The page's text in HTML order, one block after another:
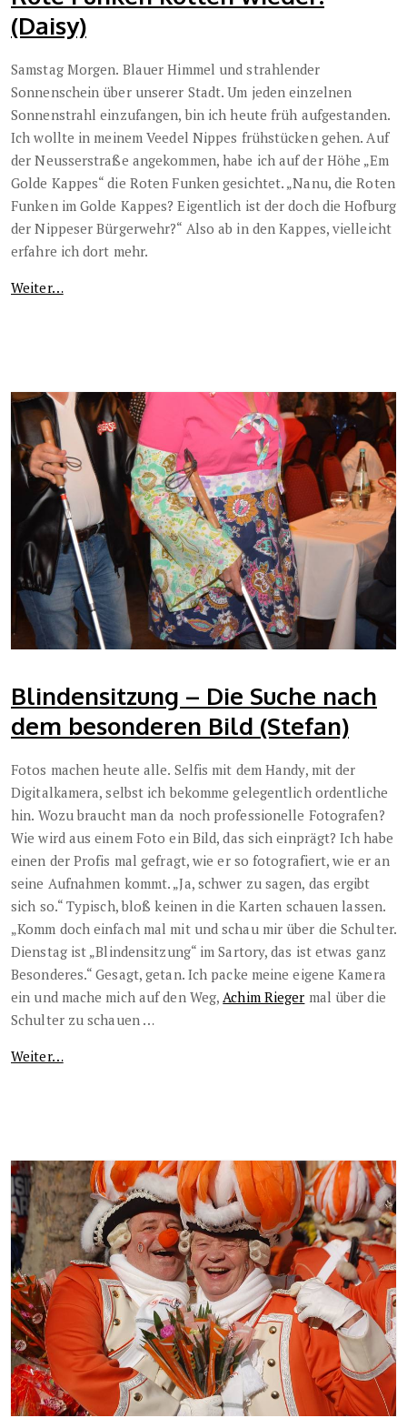
(Daisy)
Samstag Morgen. Blauer Himmel und strahlender
Sonnenschein über unserer Stadt. Um jeden einzelnen
Sonnenstrahl einzufangen, bin ich heute früh aufgestanden.
Ich wollte in meinem Veedel Nippes frühstücken gehen. Auf
der Neusserstraße angekommen, habe ich auf der Höhe „Em
Golde Kappes“ die Roten Funken gesichtet. „Nanu, die Roten
Funken im Golde Kappes? Eigentlich ist der doch die Hofburg
der Nippeser Bürgerwehr?“ Also ab in den Kappes, vielleicht
erfahre ich dort mehr.
Weiter…
Blindensitzung – Die Suche nach
dem besonderen Bild (Stefan)
Fotos machen heute alle. Selfis mit dem Handy, mit der
Digitalkamera, selbst ich bekomme gelegentlich ordentliche
hin. Wozu braucht man da noch professionelle Fotografen?
Wie wird aus einem Foto ein Bild, das sich einprägt? Ich habe
einen der Profis mal gefragt, wie er so fotografiert, wie er an
seine Aufnahmen kommt. „Ja, schwer zu sagen, das ergibt
sich so.“ Typisch, bloß keinen in die Karten schauen lassen.
„Komm doch einfach mal mit und schau mir über die Schulter.
Dienstag ist „Blindensitzung“ im Sartory, das ist etwas ganz
Besonderes.“ Gesagt, getan. Ich packe meine eigene Kamera
ein und mache mich auf den Weg, Achim Rieger mal über die
Schulter zu schauen …
Weiter…